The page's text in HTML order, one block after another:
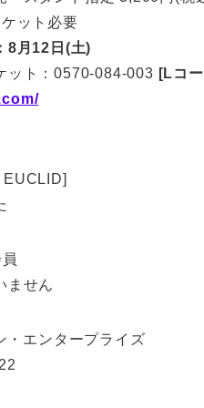
ット必要
8月12日(土)
ット：0570-084-003 [Lコ
ません
・エンタープライズ